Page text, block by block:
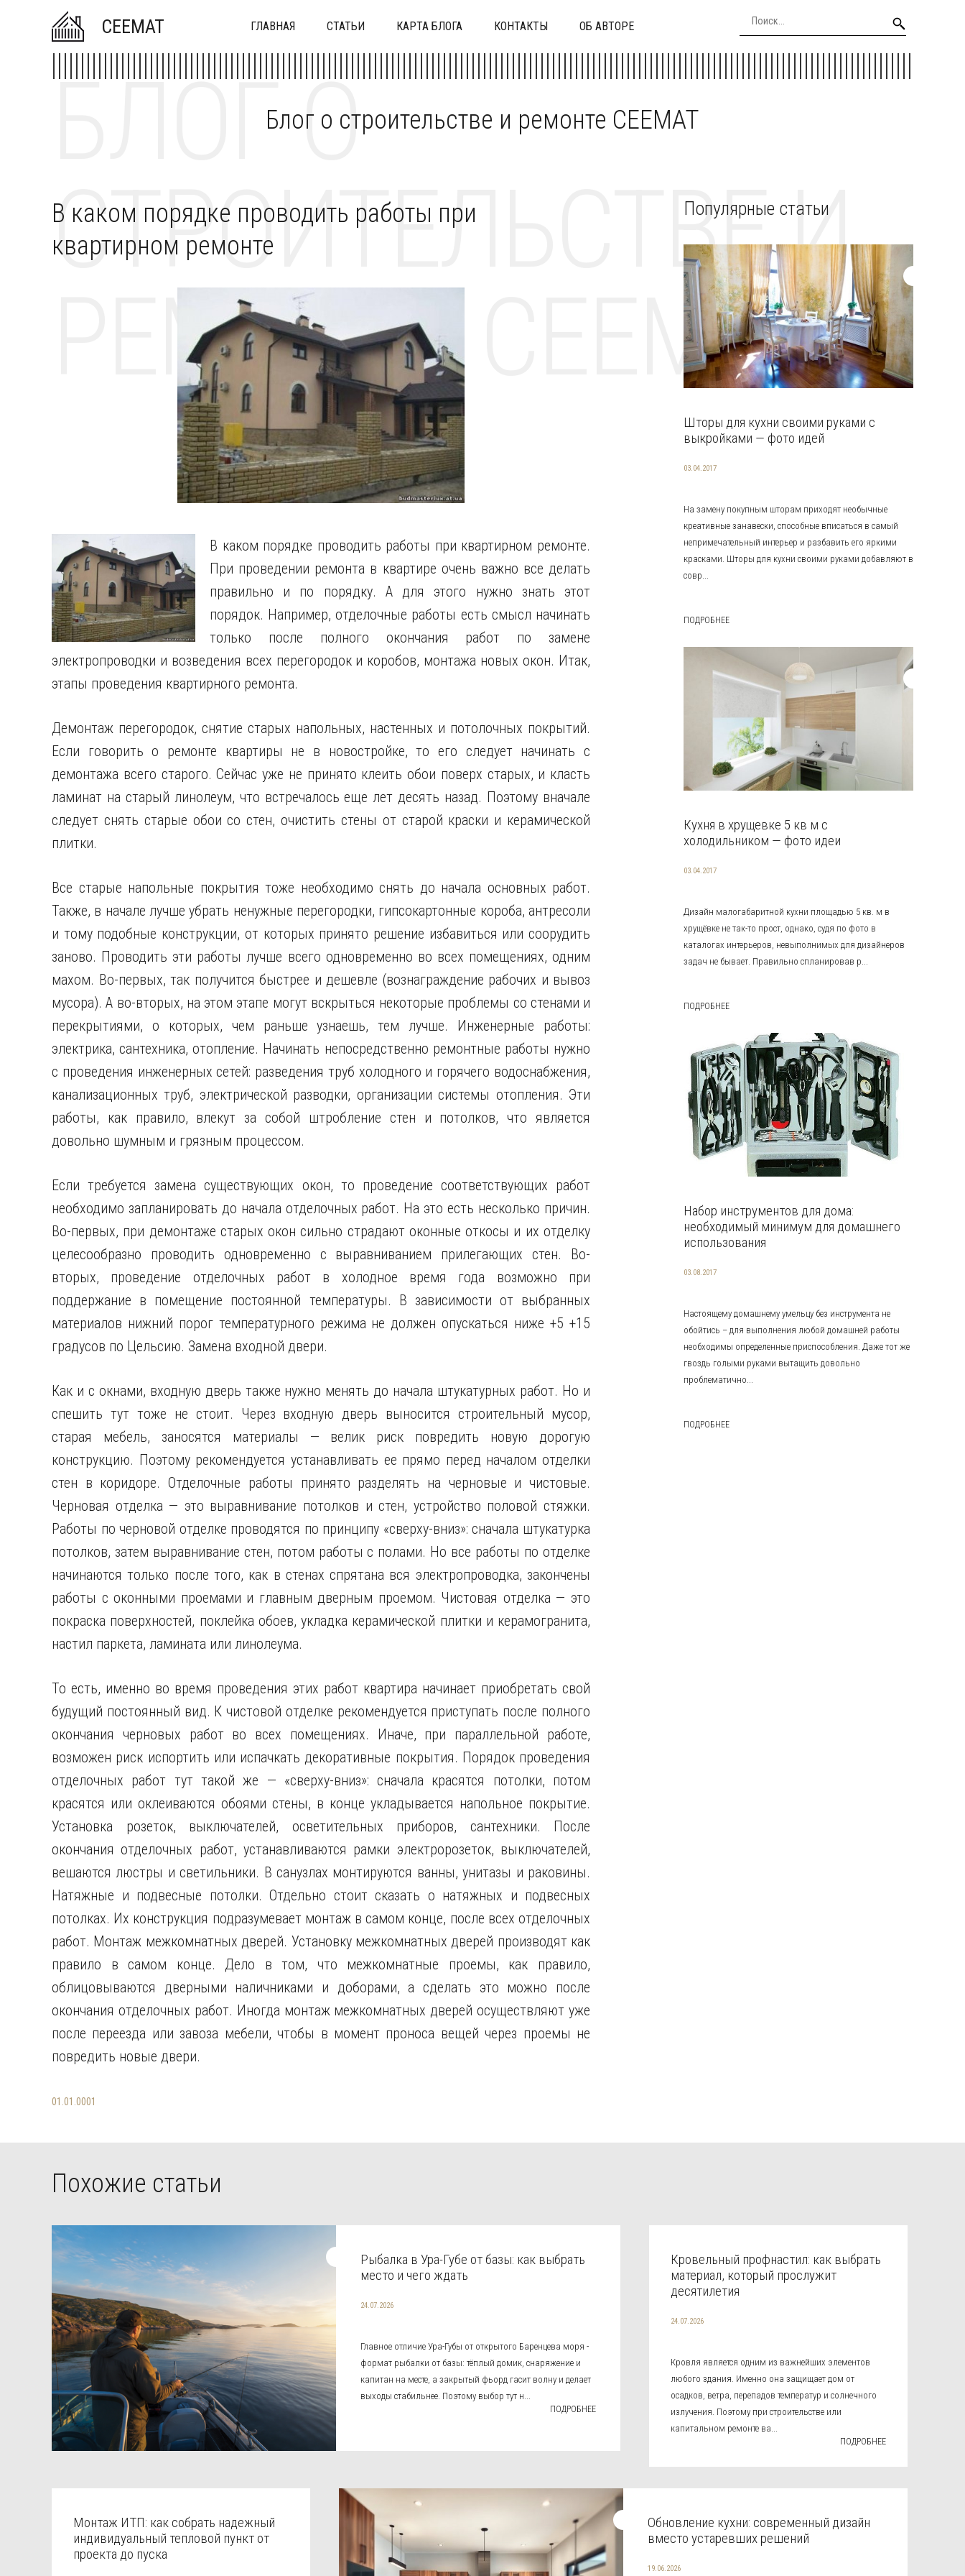
CEEMAT ГЛАВНАЯ СТАТЬИ КАРТА БЛОГА КОНТАКТЫ ОБ АВТОРЕ
Блог о строительстве и ремонте CEEMAT
БЛОГ О
СТРОИТЕЛЬСТВЕ И
РЕМОНТЕ CEEMAT
В каком порядке проводить работы при
квартирном ремонте
В каком порядке проводить работы при квартирном ремонте.
При проведении ремонта в квартире очень важно все делать
правильно и по порядку. А для этого нужно знать этот
порядок. Например, отделочные работы есть смысл начинать
только после полного окончания работ по замене
электропроводки и возведения всех перегородок и коробов, монтажа новых окон. Итак,
этапы проведения квартирного ремонта.
Демонтаж перегородок, снятие старых напольных, настенных и потолочных покрытий.
Если говорить о ремонте квартиры не в новостройке, то его следует начинать с
демонтажа всего старого. Сейчас уже не принято клеить обои поверх старых, и класть
ламинат на старый линолеум, что встречалось еще лет десять назад. Поэтому вначале
следует снять старые обои со стен, очистить стены от старой краски и керамической
плитки.
Все старые напольные покрытия тоже необходимо снять до начала основных работ.
Также, в начале лучше убрать ненужные перегородки, гипсокартонные короба, антресоли
и тому подобные конструкции, от которых принято решение избавиться или соорудить
заново. Проводить эти работы лучше всего одновременно во всех помещениях, одним
махом. Во-первых, так получится быстрее и дешевле (вознаграждение рабочих и вывоз
мусора). А во-вторых, на этом этапе могут вскрыться некоторые проблемы со стенами и
перекрытиями, о которых, чем раньше узнаешь, тем лучше. Инженерные работы:
электрика, сантехника, отопление. Начинать непосредственно ремонтные работы нужно
с проведения инженерных сетей: разведения труб холодного и горячего водоснабжения,
канализационных труб, электрической разводки, организации системы отопления. Эти
работы, как правило, влекут за собой штробление стен и потолков, что является
довольно шумным и грязным процессом.
Если требуется замена существующих окон, то проведение соответствующих работ
необходимо запланировать до начала отделочных работ. На это есть несколько причин.
Во-первых, при демонтаже старых окон сильно страдают оконные откосы и их отделку
целесообразно проводить одновременно с выравниванием прилегающих стен. Во-
вторых, проведение отделочных работ в холодное время года возможно при
поддержание в помещение постоянной температуры. В зависимости от выбранных
материалов нижний порог температурного режима не должен опускаться ниже +5 +15
градусов по Цельсию. Замена входной двери.
Как и с окнами, входную дверь также нужно менять до начала штукатурных работ. Но и
спешить тут тоже не стоит. Через входную дверь выносится строительный мусор,
старая мебель, заносятся материалы — велик риск повредить новую дорогую
конструкцию. Поэтому рекомендуется устанавливать ее прямо перед началом отделки
стен в коридоре. Отделочные работы принято разделять на черновые и чистовые.
Черновая отделка — это выравнивание потолков и стен, устройство половой стяжки.
Работы по черновой отделке проводятся по принципу «сверху-вниз»: сначала штукатурка
потолков, затем выравнивание стен, потом работы с полами. Но все работы по отделке
начинаются только после того, как в стенах спрятана вся электропроводка, закончены
работы с оконными проемами и главным дверным проемом. Чистовая отделка — это
покраска поверхностей, поклейка обоев, укладка керамической плитки и керамогранита,
настил паркета, ламината или линолеума.
То есть, именно во время проведения этих работ квартира начинает приобретать свой
будущий постоянный вид. К чистовой отделке рекомендуется приступать после полного
окончания черновых работ во всех помещениях. Иначе, при параллельной работе,
возможен риск испортить или испачкать декоративные покрытия. Порядок проведения
отделочных работ тут такой же — «сверху-вниз»: сначала красятся потолки, потом
красятся или оклеиваются обоями стены, в конце укладывается напольное покрытие.
Установка розеток, выключателей, осветительных приборов, сантехники. После
окончания отделочных работ, устанавливаются рамки электророзеток, выключателей,
вешаются люстры и светильники. В санузлах монтируются ванны, унитазы и раковины.
Натяжные и подвесные потолки. Отдельно стоит сказать о натяжных и подвесных
потолках. Их конструкция подразумевает монтаж в самом конце, после всех отделочных
работ. Монтаж межкомнатных дверей. Установку межкомнатных дверей производят как
правило в самом конце. Дело в том, что межкомнатные проемы, как правило,
облицовываются дверными наличниками и доборами, а сделать это можно после
окончания отделочных работ. Иногда монтаж межкомнатных дверей осуществляют уже
после переезда или завоза мебели, чтобы в момент проноса вещей через проемы не
повредить новые двери.
01.01.0001
Популярные статьи
Шторы для кухни своими руками с
выкройками — фото идей
03.04.2017
На замену покупным шторам приходят необычные
креативные занавески, способные вписаться в самый
непримечательный интерьер и разбавить его яркими
красками. Шторы для кухни своими руками добавляют в
совр...
ПОДРОБНЕЕ
Кухня в хрущевке 5 кв м с
холодильником — фото идеи
03.04.2017
Дизайн малогабаритной кухни площадью 5 кв. м в
хрущёвке не так-то прост, однако, судя по фото в
каталогах интерьеров, невыполнимых для дизайнеров
задач не бывает. Правильно спланировав р...
ПОДРОБНЕЕ
Набор инструментов для дома:
необходимый минимум для домашнего
использования
03.08.2017
Настоящему домашнему умельцу без инструмента не
обойтись – для выполнения любой домашней работы
необходимы определенные приспособления. Даже тот же
гвоздь голыми руками вытащить довольно
проблематично...
ПОДРОБНЕЕ
Похожие статьи
Рыбалка в Ура-Губе от базы: как выбрать
место и чего ждать
24.07.2026
Главное отличие Ура-Губы от открытого Баренцева моря -
формат рыбалки от базы: тёплый домик, снаряжение и
капитан на месте, а закрытый фьорд гасит волну и делает
выходы стабильнее. Поэтому выбор тут н...
ПОДРОБНЕЕ
Кровельный профнастил: как выбрать
материал, который прослужит
десятилетия
24.07.2026
Кровля является одним из важнейших элементов
любого здания. Именно она защищает дом от
осадков, ветра, перепадов температур и солнечного
излучения. Поэтому при строительстве или
капитальном ремонте ва...
ПОДРОБНЕЕ
Монтаж ИТП: как собрать надежный
индивидуальный тепловой пункт от
проекта до пуска
Обновление кухни: современный дизайн
вместо устаревших решений
19.06.2026